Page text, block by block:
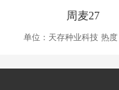
周麦27
单位：天存种业科技 热度